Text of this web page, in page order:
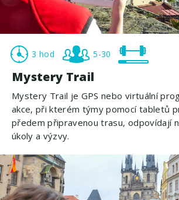
3 hod 5-30
Mystery Trail
Mystery Trail je GPS nebo virtuální
akce, při kterém týmy pomocí tabletů
předem připravenou trasu, odpovídají
úkoly a výzvy.